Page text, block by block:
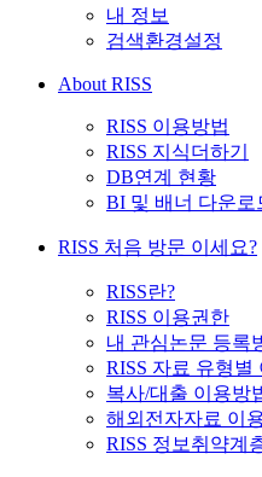
내 정보
검색환경설정
About RISS
RISS 이용방법
RISS 지식더하기
DB연계 현황
BI 및 배너 다운로
RISS 처음 방문 이세요?
RISS란?
RISS 이용권한
내 관심논문 등록
RISS 자료 유형별
복사/대출 이용방
해외전자자료 이
RISS 정보취약계